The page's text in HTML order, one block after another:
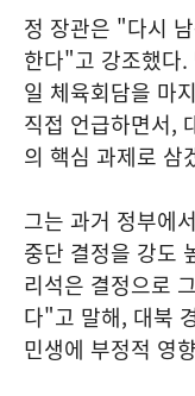
정 장관은 "다시
한다"고 강조했다
일 체육회담을 마
직접 언급하면서,
의 핵심 과제로 삼
그는 과거 정부에
중단 결정을 강도
리석은 결정으로
다"고 말해, 대북
민생에 부정적 영